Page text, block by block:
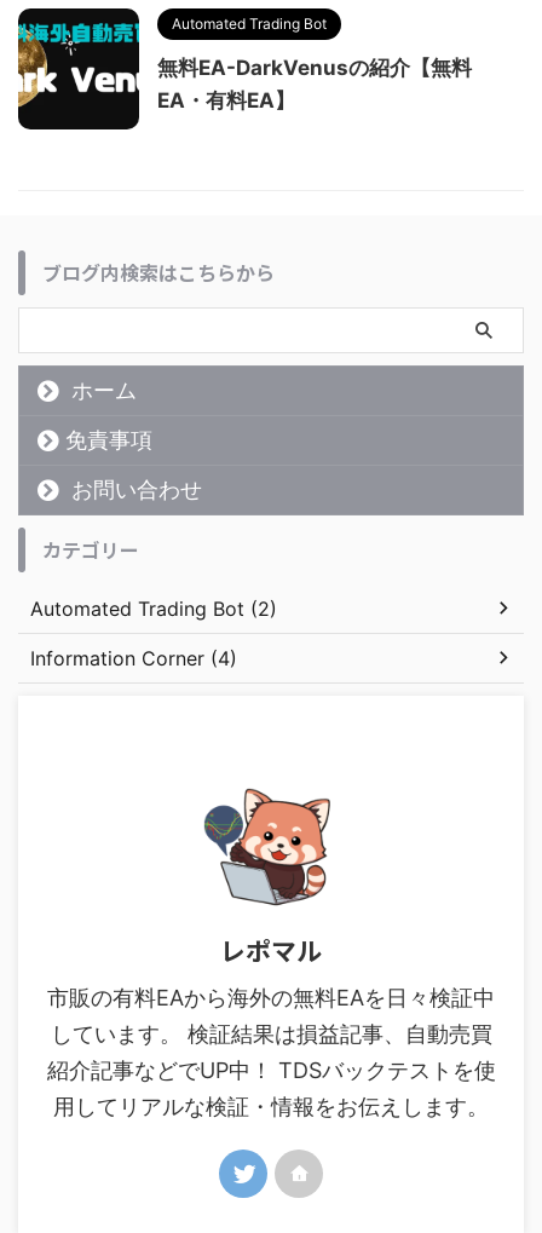
Automated Trading Bot
無料EA-DarkVenusの紹介【無料
EA・有料EA】
ブログ内検索はこちらから
ホーム
免責事項
お問い合わせ
カテゴリー
Automated Trading Bot (2)
Information Corner (4)
レポマル
市販の有料EAから海外の無料EAを日々検証中
しています。 検証結果は損益記事、自動売買
紹介記事などでUP中！ TDSバックテストを使
用してリアルな検証・情報をお伝えします。